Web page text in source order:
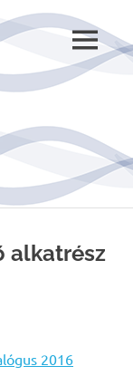
MENU
alkatrész
2016